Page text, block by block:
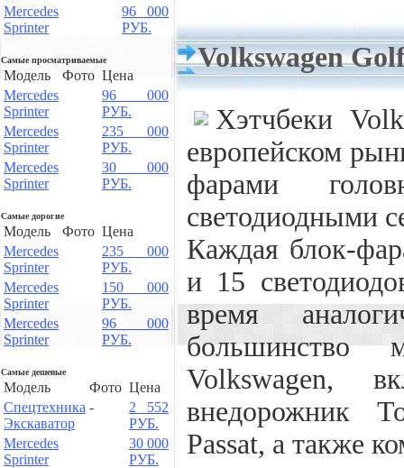
Mercedes
Sprinter
96 000
РУБ.
Самые просматриваемые
Модель Фото Цена
Mercedes
Sprinter
96 000
РУБ.
Mercedes
Sprinter
235 000
РУБ.
Mercedes
Sprinter
30 000
РУБ.
Самые дорогие
Модель Фото Цена
Mercedes
Sprinter
235 000
РУБ.
Mercedes
Sprinter
150 000
РУБ.
Mercedes
Sprinter
96 000
РУБ.
Самые дешевые
Модель Фото Цена
Спецтехника
Экскаватор
-
2 552
РУБ.
Mercedes
Sprinter
30 000
РУБ.
Volkswagen
Хэтчбеки
европейском
фарами
светодиодными
Каждая блок-
и 15
время
большинство
Volkswagen,
внедорожник
Passat, а также